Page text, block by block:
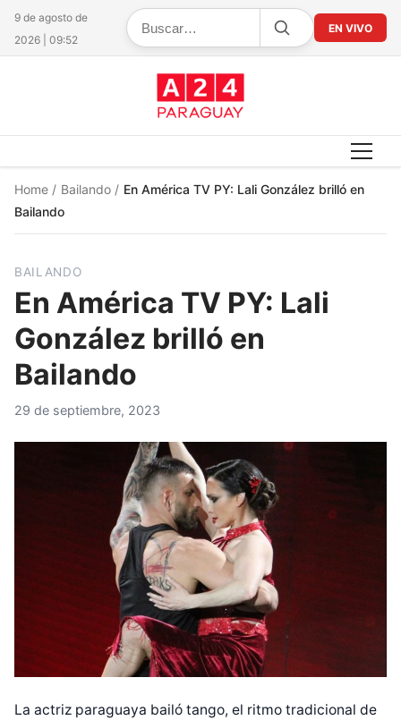
9 de agosto de
2026 | 09:52
EN VIVO
Home / Bailando / En América TV PY: Lali González brilló en
Bailando
BAILANDO
En América TV PY: Lali
González brilló en
Bailando
29 de septiembre, 2023
La actriz paraguaya bailó tango, el ritmo tradicional de